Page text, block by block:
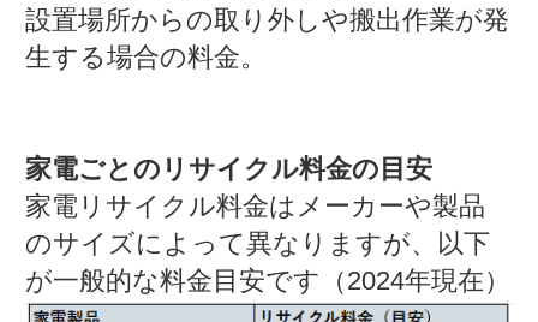
設置場所からの取り外しや搬出作業が発
生する場合の料金。
家電ごとのリサイクル料金の目安
家電リサイクル料金はメーカーや製品
のサイズによって異なりますが、以下
が一般的な料金目安です（2024年現在）